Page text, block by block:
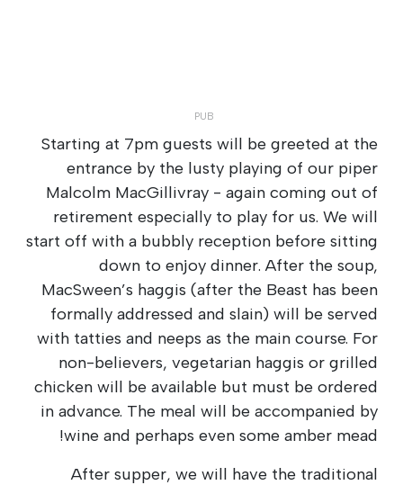
Starting at 7pm guests will be greeted at the
entrance by the lusty playing of our piper
Malcolm MacGillivray - again coming out of
retirement especially to play for us. We will
start off with a bubbly reception before sitting
down to enjoy dinner. After the soup,
MacSween’s haggis (after the Beast has been
formally addressed and slain) will be served
with tatties and neeps as the main course. For
non-believers, vegetarian haggis or grilled
chicken will be available but must be ordered
in advance. The meal will be accompanied by
wine and perhaps even some amber mead!
After supper, we will have the traditional